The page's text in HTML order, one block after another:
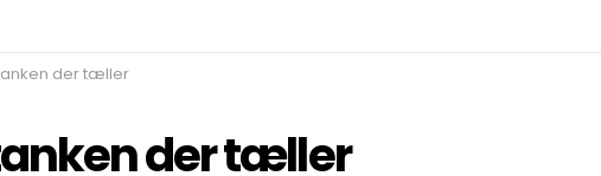
der tæller
der tæller